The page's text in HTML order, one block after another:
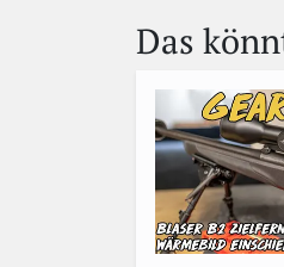
h
u
n,
ig
r
e
Das